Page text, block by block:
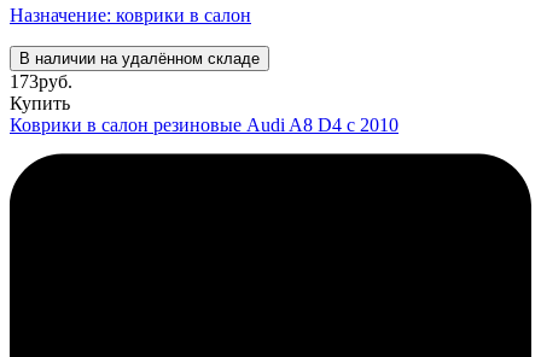
Назначение: коврики в салон
В наличии на удалённом складе
173руб.
Купить
Коврики в салон резиновые Audi A8 D4 с 2010